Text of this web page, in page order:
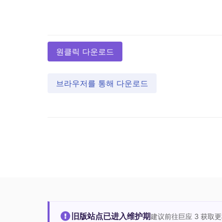
원클릭 다운로드
브라우저를 통해 다운로드
旧版站点已进入维护期建议前往巨应 3 获取更